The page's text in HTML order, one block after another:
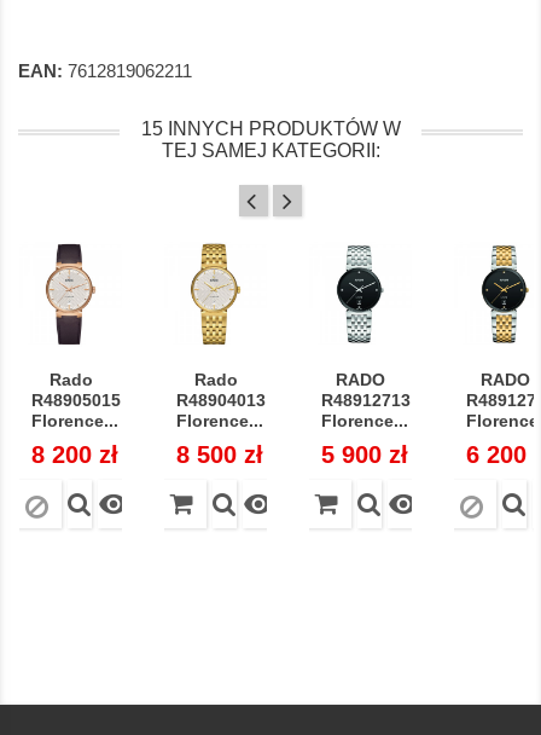
EAN: 7612819062211
15 INNYCH PRODUKTÓW W
TEJ SAMEJ KATEGORII:
Rado
R48905015
Florence...
Cena
8 200 zł

Rado
R48904013
Florence...
Cena
8 500 zł

RADO
R48912713
Florence...
Cena
5 900 zł

RADO
Cena
6 200